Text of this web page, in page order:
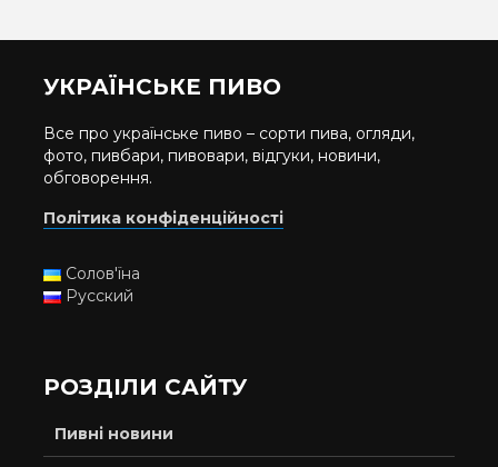
УКРАЇНСЬКЕ ПИВО
Все про українське пиво – сорти пива, огляди,
фото, пивбари, пивовари, відгуки, новини,
обговорення.
Політика конфіденційності
Солов'їна
Русский
РОЗДІЛИ САЙТУ
Пивні новини